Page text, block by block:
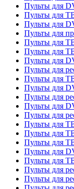
Пульты для
Пульты для
Пульты для
Пульты для
Пульты для
Пульты для
Пульты для
Пульты для
Пульты для
Пульты для
Пульты для
Пульты для
Пульты для
Пульты для
Пульты для
Пульты для
Пульты для
Пульты для
Пульты для
Пульты для